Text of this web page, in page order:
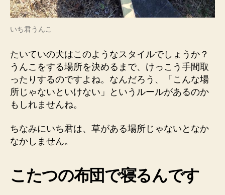
いち君うんこ
たいていの犬はこのようなスタイルでしょうか？
うんこをする場所を決めるまで、けっこう手間取
ったりするのですよね。なんだろう、「こんな場
所じゃないといけない」というルールがあるのか
もしれませんね。
ちなみにいち君は、草がある場所じゃないとなか
なかしません。
こたつの布団で寝るんです